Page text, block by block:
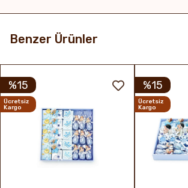
Benzer Ürünler
%15
Ücretsiz
Kargo
%15
Ücretsiz
Kargo